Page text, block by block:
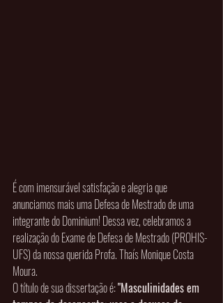
É com imensurável satisfação e alegria que
anunciamos mais uma Defesa de Mestrado de uma
integrante do Dominium! Dessa vez, celebramos a
realização do Exame de Defesa de Mestrado (PROHIS-
UFS) da nossa querida Profa. Thaís Monique Costa
Moura.
O título de sua dissertação é: "Masculinidades em